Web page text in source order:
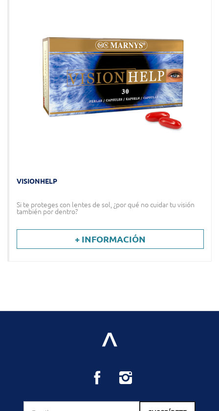
VISIONHELP
Si te proteges con lentes de sol, ¿por qué no cuidar tu visión
también por dentro?
+ INFORMACIÓN